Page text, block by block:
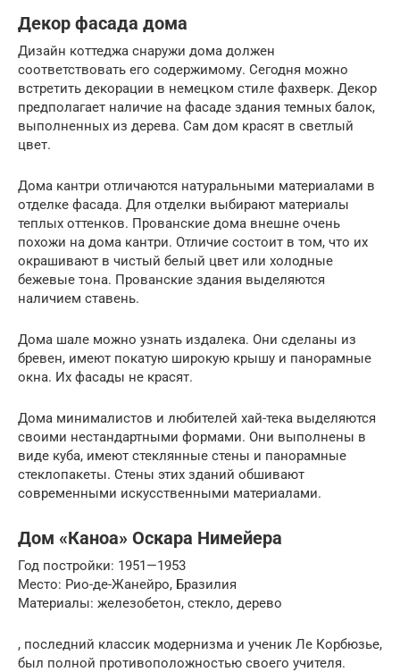
Декор фасада дома
Дизайн коттеджа снаружи дома должен
соответствовать его содержимому. Сегодня можно
встретить декорации в немецком стиле фахверк. Декор
предполагает наличие на фасаде здания темных балок,
выполненных из дерева. Сам дом красят в светлый
цвет.
Дома кантри отличаются натуральными материалами в
отделке фасада. Для отделки выбирают материалы
теплых оттенков. Прованские дома внешне очень
похожи на дома кантри. Отличие состоит в том, что их
окрашивают в чистый белый цвет или холодные
бежевые тона. Прованские здания выделяются
наличием ставень.
Дома шале можно узнать издалека. Они сделаны из
бревен, имеют покатую широкую крышу и панорамные
окна. Их фасады не красят.
Дома минималистов и любителей хай-тека выделяются
своими нестандартными формами. Они выполнены в
виде куба, имеют стеклянные стены и панорамные
стеклопакеты. Стены этих зданий обшивают
современными искусственными материалами.
Дом «Каноа» Оскара Нимейера
Год постройки: 1951—1953
Место: Рио-де-Жанейро, Бразилия
Материалы: железобетон, стекло, дерево
, последний классик модернизма и ученик Ле Корбюзье,
был полной противоположностью своего учителя.